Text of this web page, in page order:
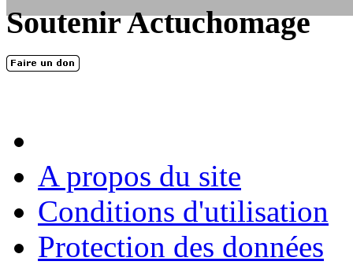
LES FONDATEURS
En 2004, une dizaine de personnes contribuèrent au lancement de
Soutenir Actuchomage
A propos du site
Conditions d'utilisation
Protection des données